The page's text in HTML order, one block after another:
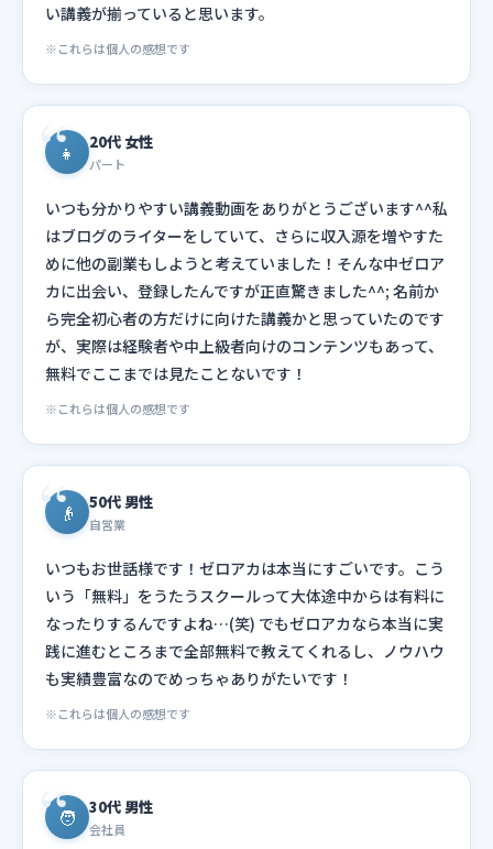
い講義が揃っていると思います。
※これらは個人の感想です
👧 20代 女性
パート
いつも分かりやすい講義動画をありがとうございます^^私
はブログのライターをしていて、さらに収入源を増やすた
めに他の副業もしようと考えていました！そんな中ゼロア
カに出会い、登録したんですが正直驚きました^^; 名前か
ら完全初心者の方だけに向けた講義かと思っていたのです
が、実際は経験者や中上級者向けのコンテンツもあって、
無料でここまでは見たことないです！
※これらは個人の感想です
👴 50代 男性
自営業
いつもお世話様です！ゼロアカは本当にすごいです。こう
いう「無料」をうたうスクールって大体途中からは有料に
なったりするんですよね…(笑) でもゼロアカなら本当に実
践に進むところまで全部無料で教えてくれるし、ノウハウ
も実績豊富なのでめっちゃありがたいです！
※これらは個人の感想です
🧑 30代 男性
会社員